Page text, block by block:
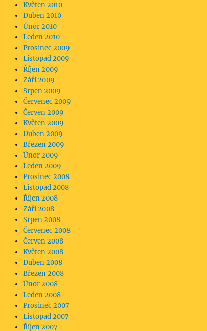
Květen 2010
Duben 2010
Únor 2010
Leden 2010
Prosinec 2009
Listopad 2009
Říjen 2009
Září 2009
Srpen 2009
Červenec 2009
Červen 2009
Květen 2009
Duben 2009
Březen 2009
Únor 2009
Leden 2009
Prosinec 2008
Listopad 2008
Říjen 2008
Září 2008
Srpen 2008
Červenec 2008
Červen 2008
Květen 2008
Duben 2008
Březen 2008
Únor 2008
Leden 2008
Prosinec 2007
Listopad 2007
Říjen 2007